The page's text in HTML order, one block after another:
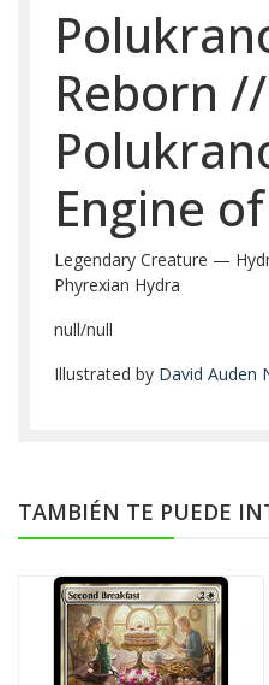
Reborn //
Engine
Legendary Creature —
Phyrexian Hydra
null/null
Illustrated by David Auden
TAMBIÉN TE PUEDE